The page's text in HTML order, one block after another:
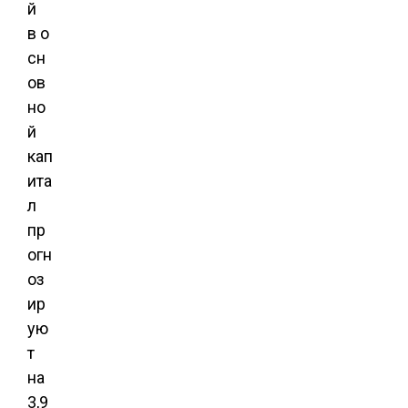
й
в о
сн
ов
но
й
кап
ита
л
пр
огн
оз
ир
ую
т
на
3,9